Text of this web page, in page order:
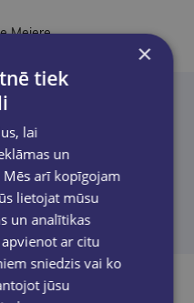
Meiere.
Savienības
izdota ar Latvijas
×
tiek
lai
un
arī kopīgojam
lietojat mūsu
un analītikas
ar citu
sniedzis vai ko
jūsu